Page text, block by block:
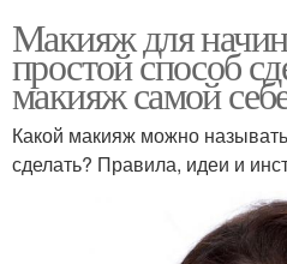
Макияж для
простой способ
макияж самой
Какой макияж можно
сделать? Правила, идеи и